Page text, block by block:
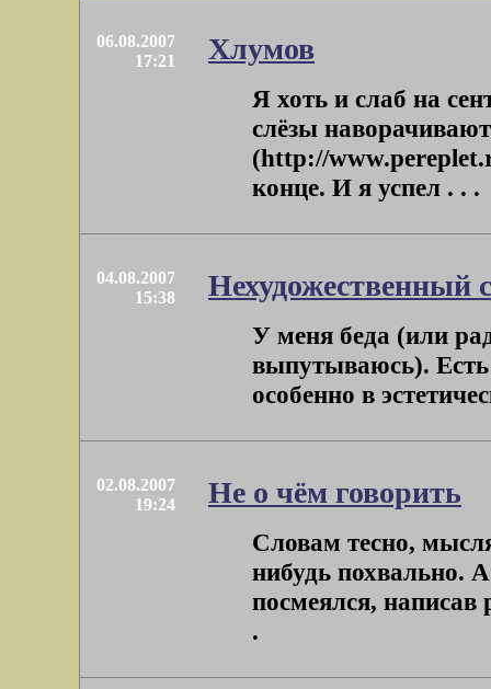
06.08.2007
17:21
Хлумов
Я хоть и слаб на
слёзы
(http://
конце. И я успел . . .
04.08.2007
15:38
Нехудожественный
У меня беда (или
выпутываюсь). Есть
особенно в
02.08.2007
19:24
Не о чём говорить
Словам тесно,
нибудь похвально.
посмеялся,
.